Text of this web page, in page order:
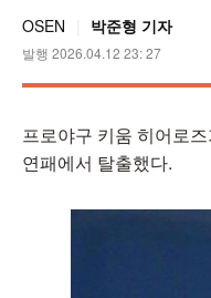
OSEN 박준형 기자
발행 2026.04.12 23: 27
프로야구 키움 히어로
연패에서 탈출했다.